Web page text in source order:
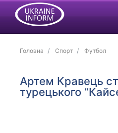
Головна Спорт Футбол
​Артем Кравець
турецького